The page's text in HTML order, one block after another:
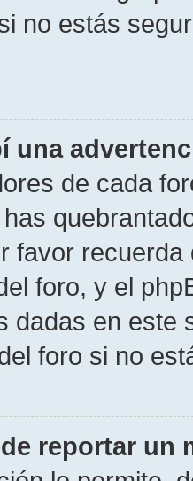
no estás
una
de cada
favor
foro, y el
dadas en este
foro si no
reportar un